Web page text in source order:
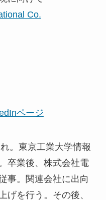
事。関連会社に出向
るWHILL株式会社の
年4月seak株式会社
。個人として藤沢市
後法人として藤沢市
手における中心経営
要な機能を全て提供
フォーム「LEAP」を
農業のフランチャイ